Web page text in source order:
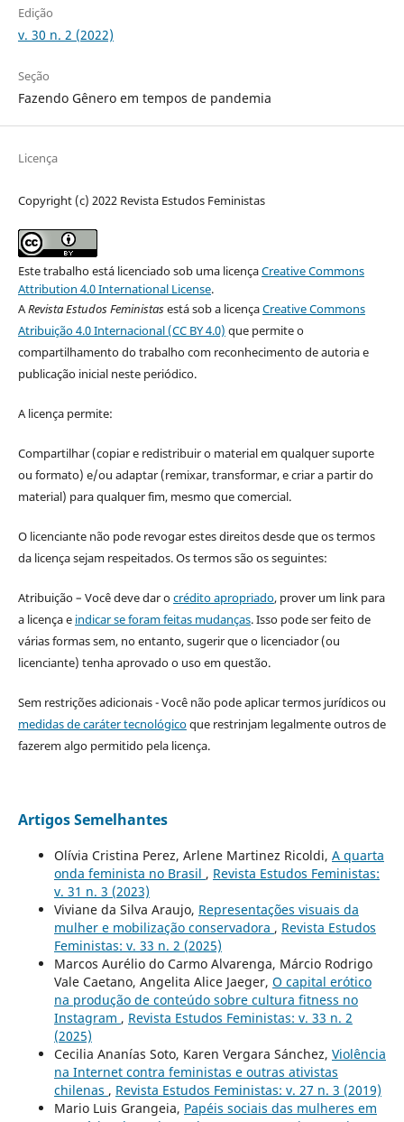
Edição
v. 30 n. 2 (2022)
Seção
Fazendo Gênero em tempos de pandemia
Licença
Copyright (c) 2022 Revista Estudos Feministas
Este trabalho está licenciado sob uma licençaCreative Commons
Attribution 4.0 International License.
ARevista Estudos Feministasestá sob a licençaCreative Commons
Atribuição 4.0 Internacional (CC BY 4.0) que permite o
compartilhamento do trabalho com reconhecimento de autoria e
publicação inicial neste periódico.
A licença permite:
Compartilhar (copiar e redistribuir o material em qualquer suporte
ou formato) e/ou adaptar (remixar, transformar, e criar a partir do
material) para qualquer fim, mesmo que comercial.
O licenciante não pode revogar estes direitos desde que os termos
da licença sejam respeitados. Os termos são os seguintes:
Atribuição – Você deve dar ocrédito apropriado, prover um link para
a licença e indicar se foram feitas mudanças. Isso pode ser feito de
várias formas sem, no entanto, sugerir que o licenciador (ou
licenciante) tenha aprovado o uso em questão.
Sem restrições adicionais - Você não pode aplicar termos jurídicos ou
medidas de caráter tecnológicoque restrinjam legalmente outros de
fazerem algo permitido pela licença.
Artigos Semelhantes
Olívia Cristina Perez, Arlene Martinez Ricoldi, A quarta
onda feminista no Brasil , Revista Estudos Feministas:
v. 31 n. 3 (2023)
Viviane da Silva Araujo, Representações visuais da
mulher e mobilização conservadora , Revista Estudos
Feministas: v. 33 n. 2 (2025)
Marcos Aurélio do Carmo Alvarenga, Márcio Rodrigo
Vale Caetano, Angelita Alice Jaeger, O capital erótico
na produção de conteúdo sobre cultura fitness no
Instagram , Revista Estudos Feministas: v. 33 n. 2
(2025)
Cecilia Ananías Soto, Karen Vergara Sánchez, Violência
na Internet contra feministas e outras ativistas
chilenas , Revista Estudos Feministas: v. 27 n. 3 (2019)
Mario Luis Grangeia, Papéis sociais das mulheres em